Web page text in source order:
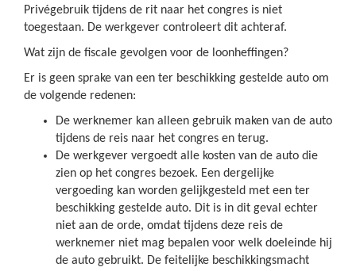
Privégebruik tijdens de rit naar het congres is niet
toegestaan. De werkgever controleert dit achteraf.
Wat zijn de fiscale gevolgen voor de loonheffingen?
Er is geen sprake van een ter beschikking gestelde auto om
de volgende redenen:
De werknemer kan alleen gebruik maken van de auto
tijdens de reis naar het congres en terug.
De werkgever vergoedt alle kosten van de auto die
zien op het congres bezoek. Een dergelijke
vergoeding kan worden gelijkgesteld met een ter
beschikking gestelde auto. Dit is in dit geval echter
niet aan de orde, omdat tijdens deze reis de
werknemer niet mag bepalen voor welk doeleinde hij
de auto gebruikt. De feitelijke beschikkingsmacht